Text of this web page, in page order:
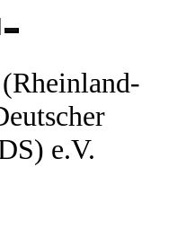
Suchen …
e.V.
…